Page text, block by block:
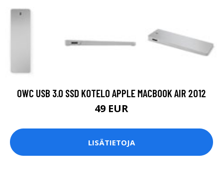
OWC USB 3.0 SSD KOTELO APPLE MACBOOK AIR 2012
49 EUR
LISÄTIETOJA